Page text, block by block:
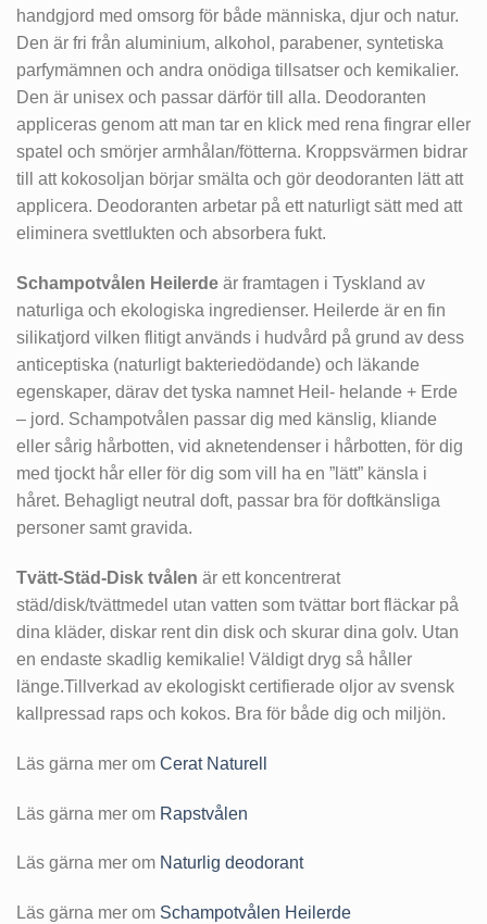
handgjord med omsorg för både människa, djur och natur.
Den är fri från aluminium, alkohol, parabener, syntetiska
parfymämnen och andra onödiga tillsatser och kemikalier.
Den är unisex och passar därför till alla. Deodoranten
appliceras genom att man tar en klick med rena fingrar eller
spatel och smörjer armhålan/fötterna. Kroppsvärmen bidrar
till att kokosoljan börjar smälta och gör deodoranten lätt att
applicera. Deodoranten arbetar på ett naturligt sätt med att
eliminera svettlukten och absorbera fukt.
Schampotvålen Heilerde är framtagen i Tyskland av
naturliga och ekologiska ingredienser. Heilerde är en fin
silikatjord vilken flitigt används i hudvård på grund av dess
anticeptiska (naturligt bakteriedödande) och läkande
egenskaper, därav det tyska namnet Heil- helande + Erde
– jord. Schampotvålen passar dig med känslig, kliande
eller sårig hårbotten, vid aknetendenser i hårbotten, för dig
med tjockt hår eller för dig som vill ha en ”lätt” känsla i
håret. Behagligt neutral doft, passar bra för doftkänsliga
personer samt gravida.
Tvätt-Städ-Disk tvålen är ett koncentrerat
städ/disk/tvättmedel utan vatten som tvättar bort fläckar på
dina kläder, diskar rent din disk och skurar dina golv. Utan
en endaste skadlig kemikalie! Väldigt dryg så håller
länge.Tillverkad av ekologiskt certifierade oljor av svensk
kallpressad raps och kokos. Bra för både dig och miljön.
Läs gärna mer om Cerat Naturell
Läs gärna mer om Rapstvålen
Läs gärna mer om Naturlig deodorant
Läs gärna mer om Schampotvålen Heilerde